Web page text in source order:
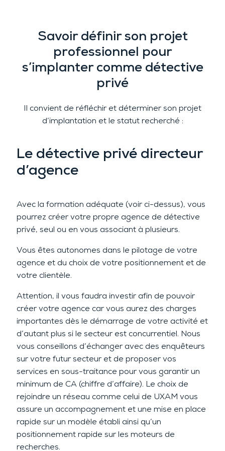
Savoir définir son projet
professionnel pour
s’implanter comme détective
privé
Il convient de réfléchir et déterminer son projet
d’implantation et le statut recherché :
Le détective privé directeur
d’agence
Avec la formation adéquate (voir ci-dessus), vous
pourrez créer votre propre agence de détective
privé, seul ou en vous associant à plusieurs.
Vous êtes autonomes dans le pilotage de votre
agence et du choix de votre positionnement et de
votre clientèle.
Attention, il vous faudra investir afin de pouvoir
créer votre agence car vous aurez des charges
importantes dès le démarrage de votre activité et
d’autant plus si le secteur est concurrentiel. Nous
vous conseillons d’échanger avec des enquêteurs
sur votre futur secteur et de proposer vos
services en sous-traitance pour vous garantir un
minimum de CA (chiffre d’affaire). Le choix de
rejoindre un réseau comme celui de UXAM vous
assure un accompagnement et une mise en place
rapide sur un modèle établi ainsi qu’un
positionnement rapide sur les moteurs de
recherches.